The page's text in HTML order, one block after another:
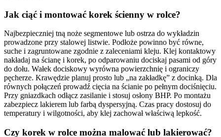
Jak ciąć i montować korek ścienny w rolce?
Najbezpieczniej tną noże segmentowe lub ostrza do wykładzin
prowadzone przy stalowej listwie. Podłoże powinno być równe,
suche i zagruntowane zgodnie z zaleceniami kleju. Klej kontaktowy
nakładaj na ścianę i korek, po odparowaniu dociskaj pasami od góry
do dołu. Wałek dociskowy wyrówna powierzchnię i ograniczy
pęcherze. Krawędzie planuj prosto lub „na zakładkę” z docinką. Dla
równych połączeń prowadź cięcia na ścianie po pełnym dociśnięciu.
Przy gniazdkach odłącz zasilanie i stosuj osłony BHP. Po montażu
zabezpiecz lakierem lub farbą dyspersyjną. Czas pracy dostosuj do
temperatury i wilgotności, aby klej zachował właściwą lepkość.
Czy korek w rolce można malować lub lakierować?